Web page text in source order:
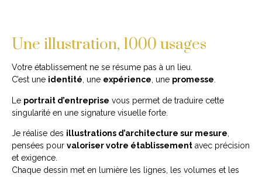
Une illustration, 1000 usages
Votre établissement ne se résume pas à un lieu.
C’est une identité, une expérience, une promesse.
Le portrait d’entreprise vous permet de traduire cette
singularité en une signature visuelle forte.
Je réalise des illustrations d’architecture sur mesure
pensées pour valoriser votre établissement avec précision
et exigence.
Chaque dessin met en lumière les lignes, les volumes et les